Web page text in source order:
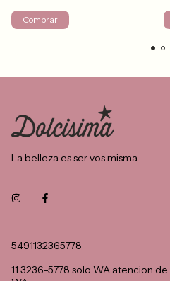
Comprar
La belleza es ser vos misma
5491132365778
11 3236-5778 solo WA atencion de